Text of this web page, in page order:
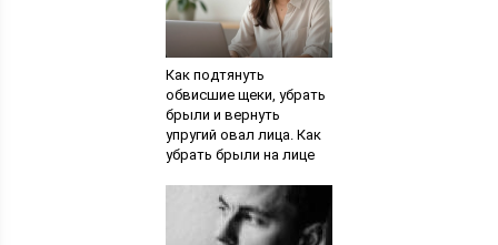
Как подтянуть
обвисшие щеки, убрать
брыли и вернуть
упругий овал лица. Как
убрать брыли на лице